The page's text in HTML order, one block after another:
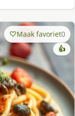
Maak favoriet0
👍